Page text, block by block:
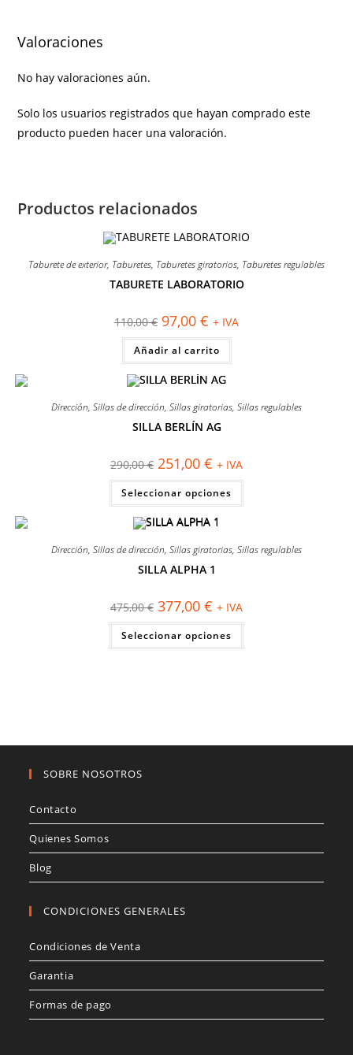
Valoraciones
No hay valoraciones aún.
Solo los usuarios registrados que hayan comprado este
producto pueden hacer una valoración.
Productos relacionados
Taburete de exterior, Taburetes, Taburetes giratorios, Taburetes regulables
TABURETE LABORATORIO
110,00€ El
precio
original
era:
110,00 €.
97,00 € El
precio
actual
es:
97,00 €.
+ IVA
Añadir al carrito
Dirección, Sillas de dirección, Sillas giratorias, Sillas regulables
SILLA BERLÍN AG
290,00€ El
precio
original
era:
290,00 €.
251,00 € El
precio
actual
es:
251,00 €.
+ IVA
Seleccionar opciones
Este
tiene
opciones
de
Dirección, Sillas de dirección, Sillas giratorias, Sillas regulables
SILLA ALPHA 1
475,00€ El
precio
original
era:
475,00 €.
377,00 € El
precio
actual
es:
377,00 €.
+ IVA
Seleccionar opciones
Este
tiene
la
SOBRE NOSOTROS
Contacto
Quienes Somos
Blog
CONDICIONES GENERALES
Condiciones de Venta
Garantia
Formas de pago